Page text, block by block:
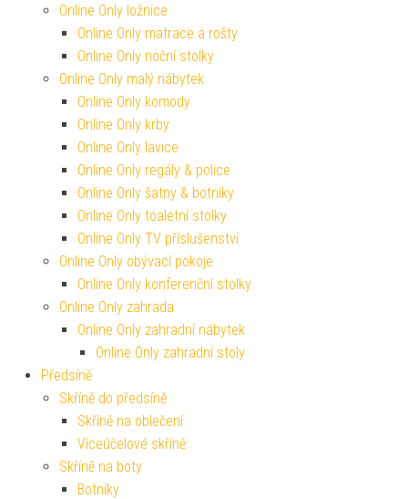
Online Only ložnice
Online Only matrace a rošty
Online Only noční stolky
Online Only malý nábytek
Online Only komody
Online Only krby
Online Only lavice
Online Only regály & police
Online Only šatny & botníky
Online Only toaletní stolky
Online Only TV příslušenství
Online Only obývací pokoje
Online Only konferenční stolky
Online Only zahrada
Online Only zahradní nábytek
Online Only zahradní stoly
Předsíně
Skříně do předsíně
Skříně na oblečení
Víceúčelové skříně
Skříně na boty
Botníky